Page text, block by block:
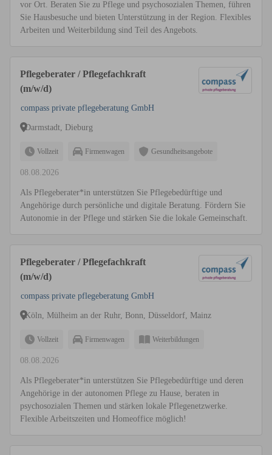
vor Ort. Beraten Sie zu Pflege und psychosozialen Themen, führen
Sie Hausbesuche und bieten Unterstützung in der Region. Flexibles
Arbeiten und Weiterbildung sind Teil des Angebots.
Pflegeberater / Pflegefachkraft
(m/w/d)
compass private pflegeberatung GmbH
Darmstadt, Dieburg
Vollzeit Firmenwagen Gesundheitsangebote
08.08.2026
Als Pflegeberater*in unterstützen Sie Pflegebedürftige und
Angehörige durch persönliche und digitale Beratung. Fördern Sie
Autonomie in der Pflege und stärken Sie die lokale Gemeinschaft.
Pflegeberater / Pflegefachkraft
(m/w/d)
compass private pflegeberatung GmbH
Köln, Mülheim an der Ruhr, Bonn, Düsseldorf, Mainz
Vollzeit Firmenwagen Weiterbildungen
08.08.2026
Als Pflegeberater*in unterstützen Sie Pflegebedürftige und deren
Angehörige in der autonomen Pflege zu Hause, beraten in
psychosozialen Themen und stärken lokale Pflegenetzwerke.
Flexible Arbeitszeiten und Homeoffice möglich!